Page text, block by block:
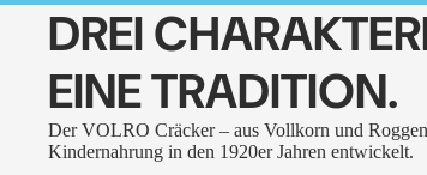
DREI
EINE TRADITION.
Der VOLRO Cräcker – aus Vollkorn und
Kindernahrung in den 1920er Jahren entwickelt.